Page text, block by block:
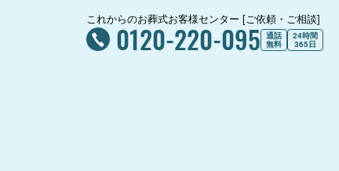
これからのお葬式お客様センター [ご依頼・ご相談]
0120-220-095 通話
無料
24時間
365日